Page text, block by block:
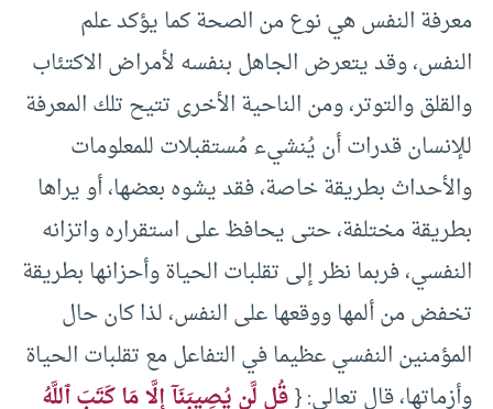
معرفة النفس هي نوع من الصحة كما يؤكد علم
النفس، وقد يتعرض الجاهل بنفسه لأمراض الاكتئاب
والقلق والتوتر، ومن الناحية الأخرى تتيح تلك المعرفة
للإنسان قدرات أن يُنشيء مُستقبلات للمعلومات
والأحداث بطريقة خاصة، فقد يشوه بعضها، أو يراها
بطريقة مختلفة، حتى يحافظ على استقراره واتزانه
النفسي، فربما نظر إلى تقلبات الحياة وأحزانها بطريقة
تخفض من ألمها ووقعها على النفس، لذا كان حال
المؤمنين النفسي عظيما في التفاعل مع تقلبات الحياة
وأزماتها، قال تعالى: {قُل لَّن يُصِيبَنَآ إِلَّا مَا كَتَبَ ٱللَّهُ